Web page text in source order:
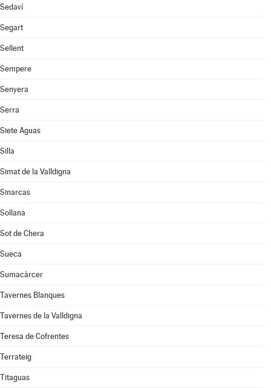
Sedaví
Segart
Sellent
Sempere
Senyera
Serra
Siete Aguas
Silla
Simat de la Valldigna
Sinarcas
Sollana
Sot de Chera
Sueca
Sumacàrcer
Tavernes Blanques
Tavernes de la Valldigna
Teresa de Cofrentes
Terrateig
Titaguas